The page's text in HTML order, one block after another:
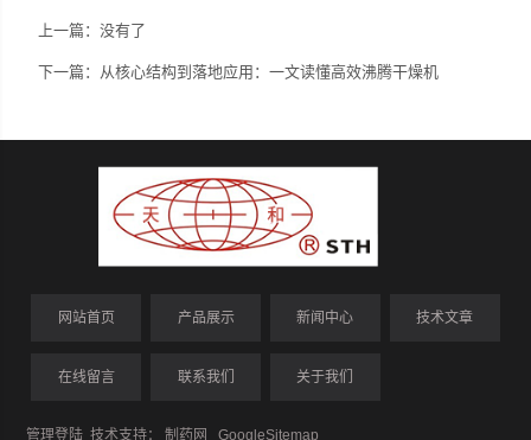
上一篇：没有了
下一篇： 从核心结构到落地应用：一文读懂高效沸腾干燥机
网站首页 产品展示 新闻中心 技术文章
在线留言 联系我们 关于我们
管理登陆 技术支持：制药网 GoogleSitemap